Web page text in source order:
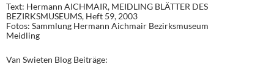
Text: Hermann AICHMAIR, MEIDLING BLÄTTER DES
BEZIRKSMUSEUMS, Heft 59, 2003
Fotos: Sammlung Hermann Aichmair Bezirksmuseum
Meidling
Van Swieten Blog Beiträge: